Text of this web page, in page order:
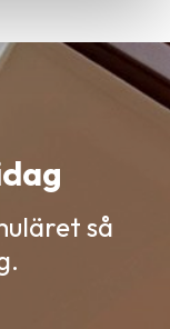
så